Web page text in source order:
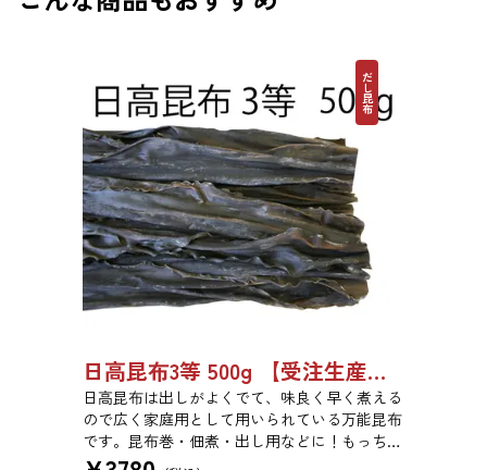
だし昆布
日高昆布3等 500g 【受注生産品】03070055
日高昆布は出しがよくでて、味良く早く煮える
ので広く家庭用として用いられている万能昆布
です。昆布巻・佃煮・出し用などに！もっちり
とした旨みのある食感です。